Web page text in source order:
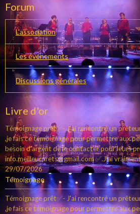
Forum
L'association
Les événements
Discussions générales
Livre d'or
Témoignage prêt✅- J'ai rencontré un
,je fais ce témoignage pour permettre aux
besoin d'argent de le contacter pour leurs
info.meilleurprets@gmail.com ✅.J'ai
29/07/2026
Témoignage
Témoignage prêt✅- J'ai rencontré un
,je fais ce témoignage pour permettre aux